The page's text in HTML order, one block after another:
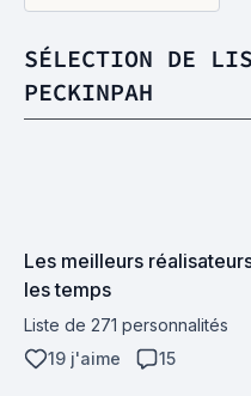
SÉLECTION DE
PECKINPAH
Les meilleurs
les temps
Liste de 271 personnalités
19 j'aime
15